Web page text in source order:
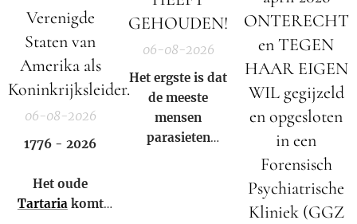
Verenigde
Staten van
Amerika als
Koninkrijksleider.
06-08-2026
1776 - 2026
Het oude
Tartariakomt
GEHOUDEN!
06-08-2026
Het ergste is dat
de meeste
mensen
parasieten
ONTERECHT
en TEGEN
HAAR EIGEN
WIL gegijzeld
en opgesloten
in een
Forensisch
Psychiatrische
Kliniek (GGZ